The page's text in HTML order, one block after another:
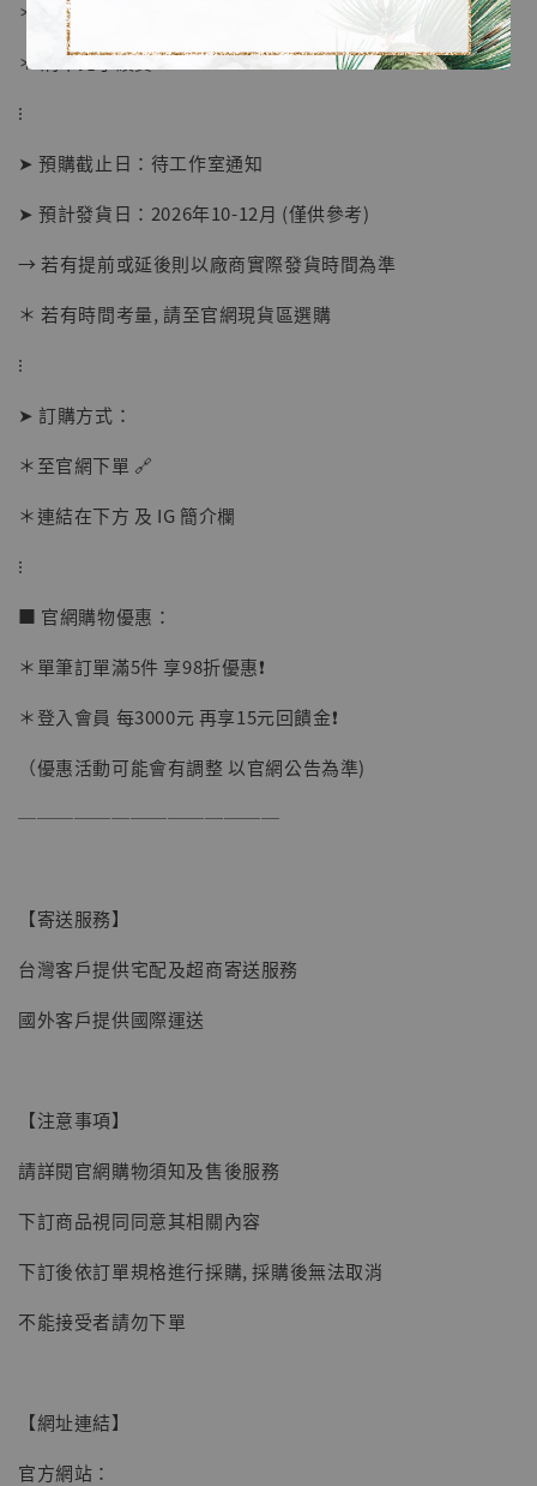
【店內現貨】海賊王 系列蒐藏雕像 布魯克達
NT$ 4,980
NT$ 5,300
＊ 國際運費另計
＊ 刷卡免手續費
⁝
➤ 預購截止日：待工作室通知
➤ 預計發貨日：2026年10-12月 (僅供參考)
→ 若有提前或延後則以廠商實際發貨時間為準
＊ 若有時間考量, 請至官網現貨區選購
⁝
➤ 訂購方式：
＊至官網下單 🔗
＊連結在下方 及 IG 簡介欄
⁝
■ 官網購物優惠：
＊單筆訂單滿5件 享98折優惠❗️
＊登入會員 每3000元 再享15元回饋金❗️
（優惠活動可能會有調整 以官網公告為準)
──────────────
【寄送服務】
台灣客戶提供宅配及超商寄送服務
國外客戶提供國際運送
【注意事項】
請詳閱官網購物須知及售後服務
下訂商品視同同意其相關內容
下訂後依訂單規格進行採購, 採購後無法取消
不能接受者請勿下單
【網址連結】
官方網站：